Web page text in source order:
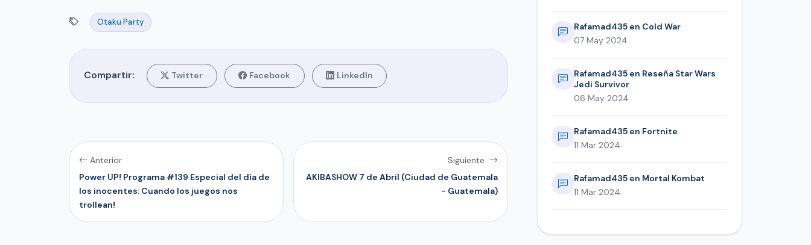
Otaku Party
Compartir: Twitter Facebook LinkedIn
Anterior
Power UP! Programa #139 Especial del día de
los inocentes: Cuando los juegos nos
trollean!
Siguiente
AKIBASHOW 7 de Abril (Ciudad de Guatemala
- Guatemala)
Rafamad435 en Cold War
07 May 2024
Rafamad435 en Reseña Star Wars
Jedi Survivor
06 May 2024
Rafamad435 en Fortnite
11 Mar 2024
Rafamad435 en Mortal Kombat
11 Mar 2024